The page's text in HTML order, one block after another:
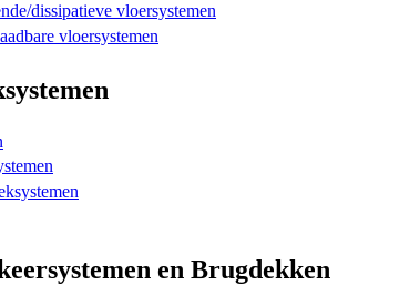
dissipatieve vloersystemen
vloersystemen
en Brugdekken